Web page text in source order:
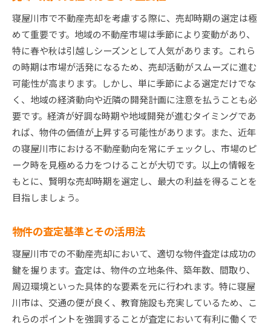
事前に知っておくべき税務調査の流れ
売却後の資金運用プランの立て方
税務相談で役立つ無料相談窓口の活用
税務上のリスク管理とその対策
大阪府寝屋川市の不動産市場を活かした売却成功の
秘訣
寝屋川市の不動産市場が変化する要因
地域特有の魅力を活かす販売戦略
市場価格を読むための指標となるデータ
プロが教える効果的な販売チャンネル
寝屋川市のエリア特性を知ることの重要性
不動産売却でよくある質問に答え寝屋川市での売却
不動産売却の手続きでよくある誤解
売却価格の決め方に関するQ&A
物件の状態に関するよくある質問と回答
契約内容での注意点と相談窓口
寝屋川市で不動産売却を考慮する際に、売却時期の選定は極
めて重要です。地域の不動産市場は季節により変動があり、
特に春や秋は引越しシーズンとして人気があります。これら
の時期は市場が活発になるため、売却活動がスムーズに進む
可能性が高まります。しかし、単に季節による選定だけでな
く、地域の経済動向や近隣の開発計画に注意を払うことも必
要です。経済が好調な時期や地域開発が進むタイミングであ
れば、物件の価値が上昇する可能性があります。また、近年
の寝屋川市における不動産動向を常にチェックし、市場のピ
ーク時を見極める力をつけることが大切です。以上の情報を
もとに、賢明な売却時期を選定し、最大の利益を得ることを
目指しましょう。
物件の査定基準とその活用法
寝屋川市での不動産売却において、適切な物件査定は成功の
鍵を握ります。査定は、物件の立地条件、築年数、間取り、
周辺環境といった具体的な要素を元に行われます。特に寝屋
川市は、交通の便が良く、教育施設も充実しているため、こ
れらのポイントを強調することが査定において有利に働くで